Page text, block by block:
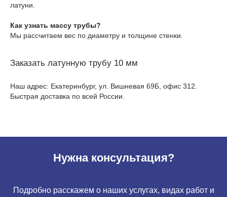
латуни.
Как узнать массу трубы?
Мы рассчитаем вес по диаметру и толщине стенки.
Заказать латунную трубу 10 мм
Наш адрес: Екатеринбург, ул. Вишневая 69Б, офис 312.
Быстрая доставка по всей России.
Нужна консультация?
Подробно расскажем о наших услугах, видах работ и